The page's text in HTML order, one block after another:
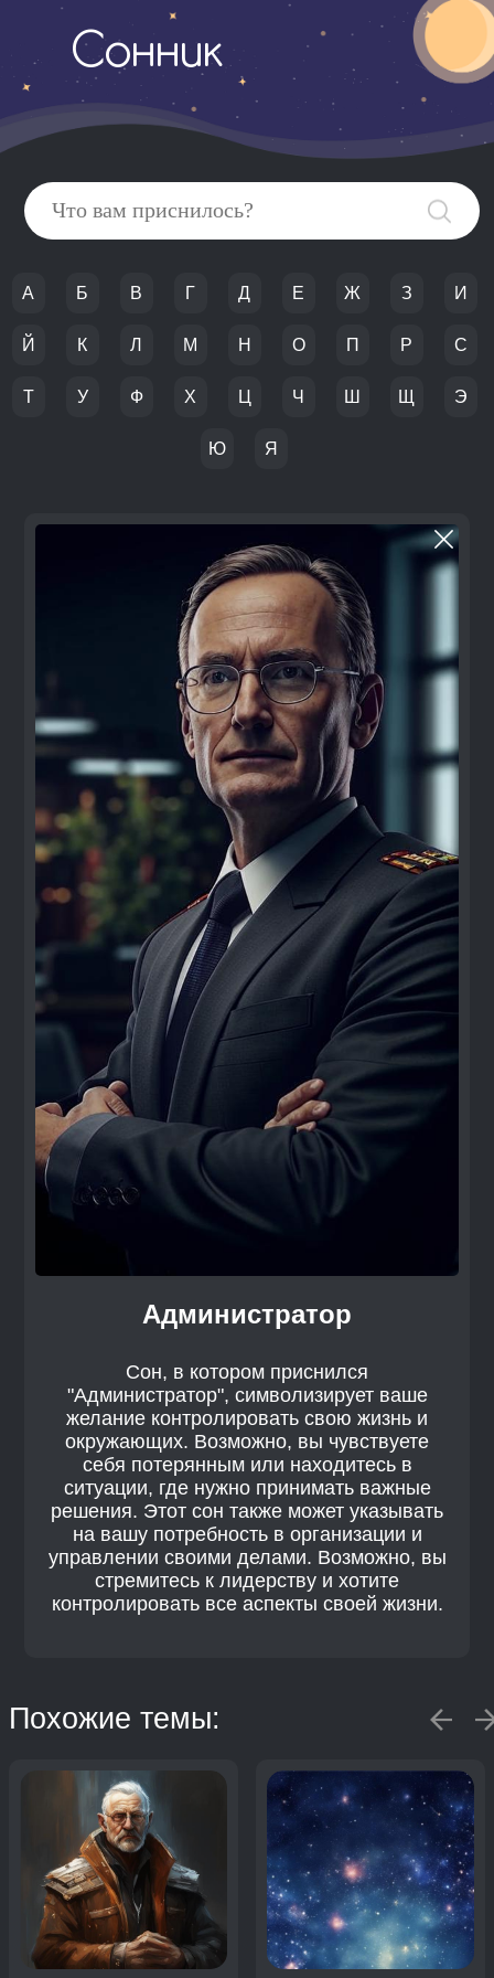
Сонник
А Б В Г Д Е Ж З И
Й К Л М Н О П Р С
Т У Ф Х Ц Ч Ш Щ Э
Ю Я
Администратор
Сон, в котором приснился
"Администратор", символизирует ваше
желание контролировать свою жизнь и
окружающих. Возможно, вы чувствуете
себя потерянным или находитесь в
ситуации, где нужно принимать важные
решения. Этот сон также может указывать
на вашу потребность в организации и
управлении своими делами. Возможно, вы
стремитесь к лидерству и хотите
контролировать все аспекты своей жизни.
Похожие темы: